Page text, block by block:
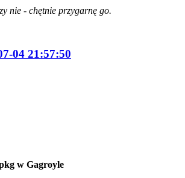
nie - chętnie przygarnę go.
04 21:57:50
w Gagroyle